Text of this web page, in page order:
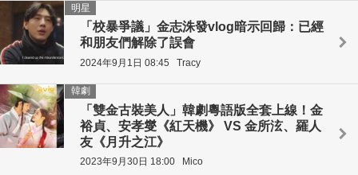
「校暴爭議」金志洙發vlog暗示回歸：已經
和朋友們解除了誤會
明星
2024年9月1日 08:45 Tracy
「雙金古裝美人」韓劇粵語版全套上線！金
裕貞、安孝燮《紅天機》 VS 金所泫、羅人
友《月升之江》
韓劇
2023年9月30日 18:00 Mico